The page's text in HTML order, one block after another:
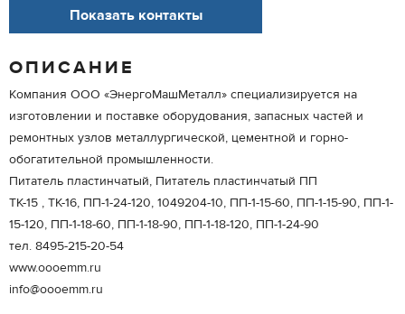
Показать контакты
ОПИСАНИЕ
Компания ООО «ЭнергоМашМеталл» специализируется на
изготовлении и поставке оборудования, запасных частей и
ремонтных узлов металлургической, цементной и горно-
обогатительной промышленности.
Питатель пластинчатый, Питатель пластинчатый ПП
ТК-15 , ТК-16, ПП-1-24-120, 1049204-10, ПП-1-15-60, ПП-1-15-90, ПП-1-
15-120, ПП-1-18-60, ПП-1-18-90, ПП-1-18-120, ПП-1-24-90
тел. 8495-215-20-54
www.oooemm.ru
info@oooemm.ru